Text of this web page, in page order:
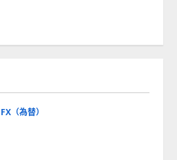
2025-12-16
FX（為替）